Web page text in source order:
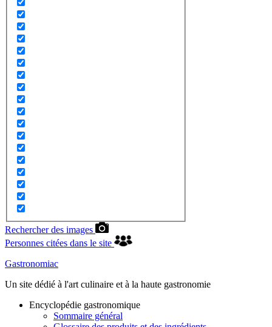
Rechercher des images
Personnes citées dans le site
Gastronomiac
Un site dédié à l'art culinaire et à la haute gastronomie
Encyclopédie gastronomique
Sommaire général